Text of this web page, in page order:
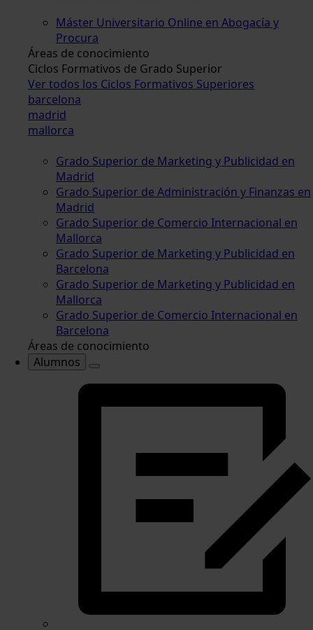
Máster Universitario Online en Abogacía y
Procura
Áreas de conocimiento
Ciclos Formativos de Grado Superior
Ver todos los Ciclos Formativos Superiores
barcelona
madrid
mallorca
Grado Superior de Marketing y Publicidad en
Madrid
Grado Superior de Administración y Finanzas en
Madrid
Grado Superior de Comercio Internacional en
Mallorca
Grado Superior de Marketing y Publicidad en
Barcelona
Grado Superior de Marketing y Publicidad en
Mallorca
Grado Superior de Comercio Internacional en
Barcelona
Áreas de conocimiento
Alumnos